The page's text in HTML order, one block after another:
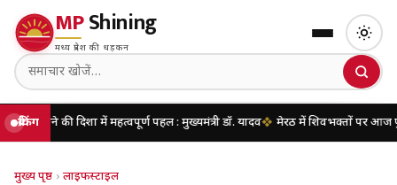
MPShining
मध्य प्रदेश की धड़कन
ब्रेकिंग
दिशा में महत्वपूर्ण पहल : मुख्यमंत्री डॉ. यादव मेरठ में शिवभक्तों पर आज पुष्पवर्षा करेंगे
मुख्य पृष्ठ › लाइफस्टाइल